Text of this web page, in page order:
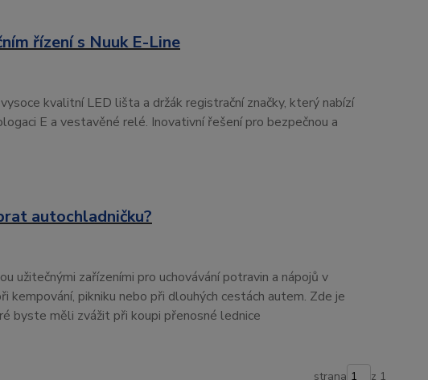
řízení s Nuuk E-Line
kvalitní LED lišta a držák registrační značky, který nabízí
E a vestavěné relé. Inovativní řešení pro bezpečnou a
autochladničku?
užitečnými zařízeními pro uchovávání potravin a nápojů v
kempování, pikniku nebo při dlouhých cestách autem. Zde je
byste měli zvážit při koupi přenosné lednice
strana z 1